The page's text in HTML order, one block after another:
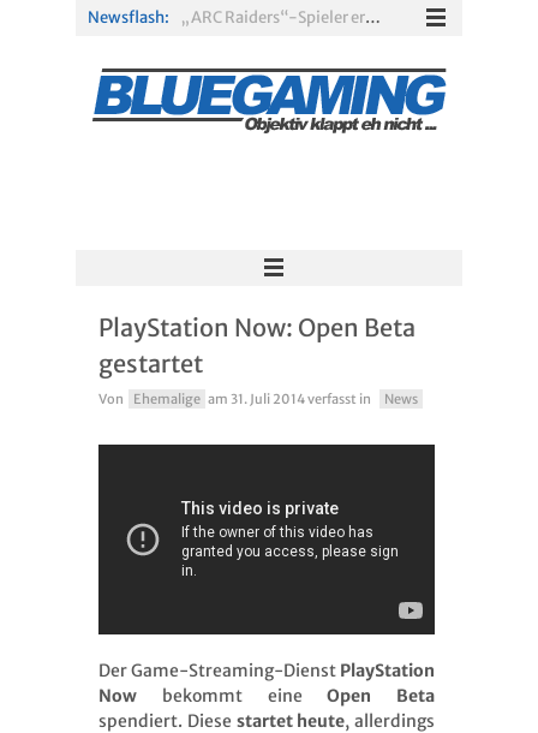
Newsflash:
„ARC Raiders“-Spieler erhalten exklusives Outfit für „The Finals“
PS5-Disc vor dem Aus: Warum der Fan-Protest gegen Sony ins Leere läuft
„Borderlands 4“ trifft „Subnautica“: Kostenloses Update schickt euch in die Tiefsee
Xbox Game Pass: Diese neuen Spiele erscheinen im August 2026
PlayStation Now: Open Beta
gestartet
Von Ehemalige am 31. Juli 2014verfasst in News
Der Game-Streaming-Dienst PlayStation
Now bekommt eineOpen Beta
spendiert. Diese startet heute, allerdings